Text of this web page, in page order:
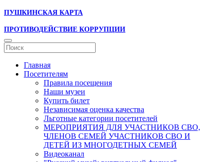
ПУШКИНСКАЯ КАРТА
ПРОТИВОДЕЙСТВИЕ КОРРУПЦИИ
Главная
Посетителям
Правила посещения
Наши музеи
Купить билет
Независимая оценка качества
Льготные категории посетителей
МЕРОПРИЯТИЯ ДЛЯ УЧАСТНИКОВ СВО,
ЧЛЕНОВ СЕМЕЙ УЧАСТНИКОВ СВО И
ДЕТЕЙ ИЗ МНОГОДЕТНЫХ СЕМЕЙ
Видеоканал